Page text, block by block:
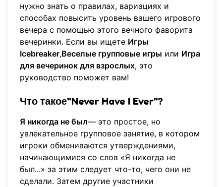
нужно знать о правилах, вариациях и
способах повысить уровень вашего игрового
вечера с помощью этого вечного фаворита
вечеринки. Если вы ищете Игры
Icebreaker,Веселые групповые игры или Игра
для вечеринок для взрослых, это
руководство поможет вам!
Что такое"Never Have I Ever"?
Я никогда не был— это простое, но
увлекательное групповое занятие, в котором
игроки обмениваются утверждениями,
начинающимися со слов «Я никогда не
был...» за этим следует что-то, чего они не
сделали. Затем другие участники